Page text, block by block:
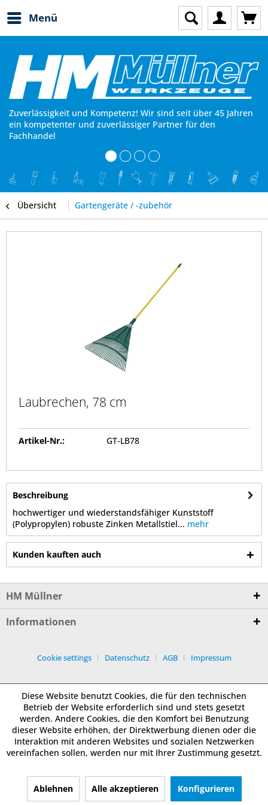
Menü
Zuverlässigkeit und Kompetenz! Wir sind seit über 45 Jahren
ein kompetenter und zuverlässiger Partner für den
Fachhandel
Übersicht Gartengeräte / -zubehör
Laubrechen, 78 cm
Artikel-Nr.: GT-LB78
Beschreibung
hochwertiger und wiederstandsfähiger Kunststoff
(Polypropylen) robuste Zinken Metallstiel... mehr
Kunden kauften auch
HM Müllner
Informationen
Cookie settings Datenschutz AGB Impressum
Diese Website benutzt Cookies, die für den technischen
Betrieb der Website erforderlich sind und stets gesetzt
werden. Andere Cookies, die den Komfort bei Benutzung
dieser Website erhöhen, der Direktwerbung dienen oder die
Interaktion mit anderen Websites und sozialen Netzwerken
vereinfachen sollen, werden nur mit Ihrer Zustimmung gesetzt.
Ablehnen Alle akzeptieren Konfigurieren